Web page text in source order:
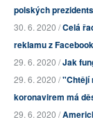
polských
30. 6. 2020 /Celá
reklamu z
29. 6. 2020 /Jak
29. 6. 2020 /"Chtějí
koronavirem má
29. 6. 2020 /